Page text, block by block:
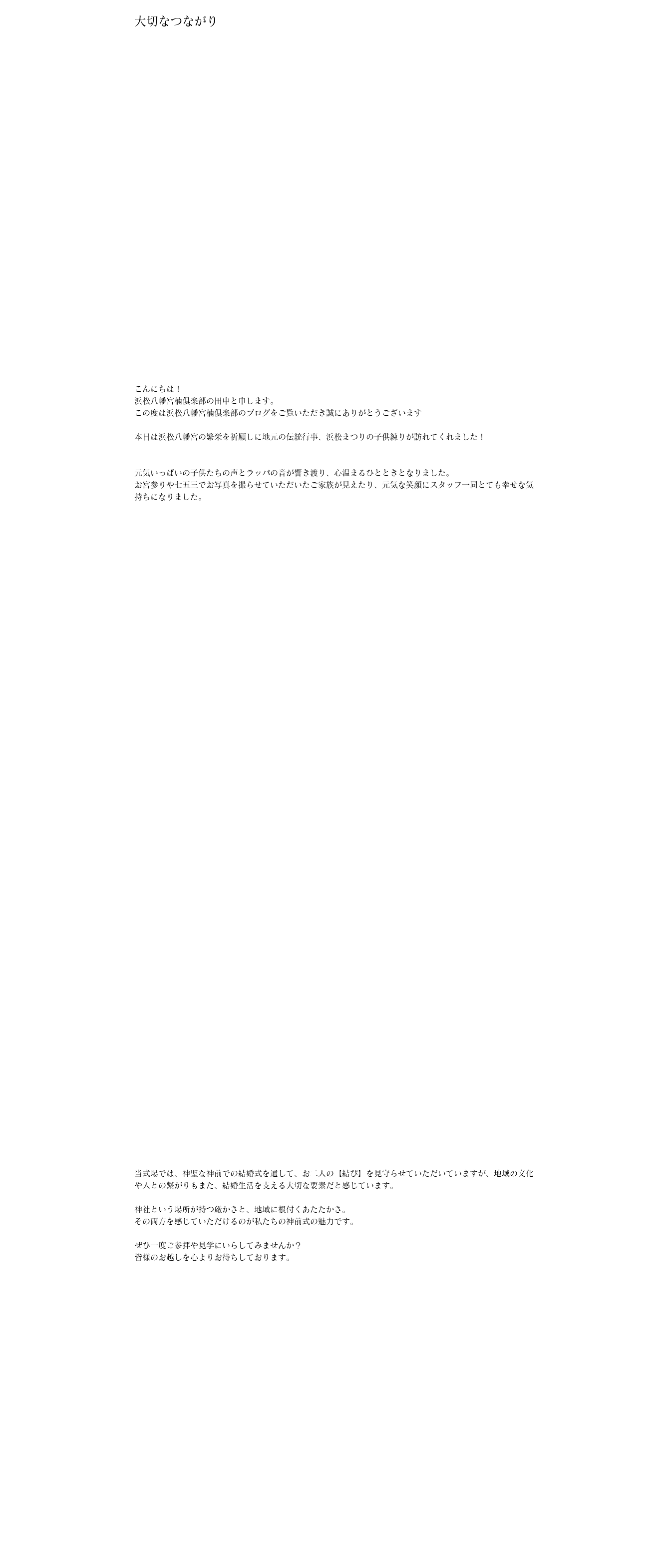
こんにちは！
浜松八幡宮楠俱楽部の田中と申します。
この度は浜松八幡宮楠倶楽部のブログをご覧いただき誠にありがとうございます
本日は浜松八幡宮の繁栄を祈願しに地元の伝統行事、浜松まつりの子供練りが訪れてくれました！
元気いっぱいの子供たちの声とラッパの音が響き渡り、心温まるひとときとなりました。
お宮参りや七五三でお写真を撮らせていただいたご家族が見えたり、元気な笑顔にスタッフ一同とても幸せな気
持ちになりました。
当式場では、神聖な神前での結婚式を通して、お二人の【結び】を見守らせていただいていますが、地域の文化
や人との繋がりもまた、結婚生活を支える大切な要素だと感じています。
神社という場所が持つ厳かさと、地域に根付くあたたかさ。
その両方を感じていただけるのが私たちの神前式の魅力です。
ぜひ一度ご参拝や見学にいらしてみませんか？
皆様のお越しを心よりお待ちしております。
大切なつながり